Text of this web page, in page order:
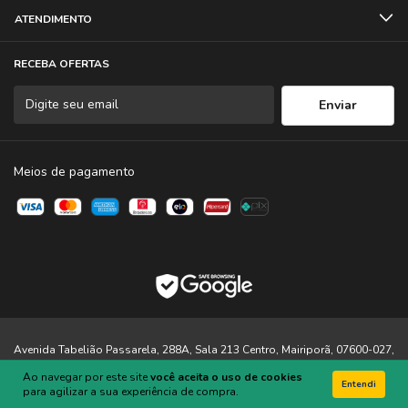
Ao navegar por este sitevocê aceita o uso de cookies
para agilizar a sua experiência de compra.
Entendi
ATENDIMENTO
RECEBA OFERTAS
Meios de pagamento
Avenida Tabelião Passarela, 288A, Sala 213 Centro, Mairiporã, 07600-027,
34.185.297/0001-29 - AMOR PELA FOTOGRAFIA - CÂMERAS,